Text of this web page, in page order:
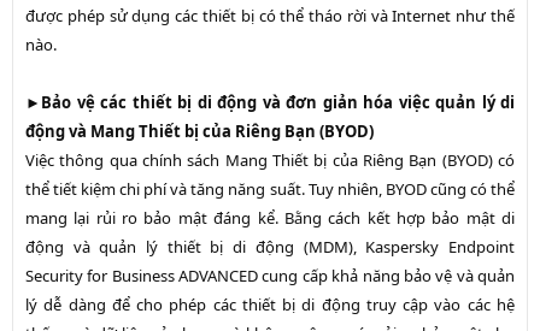
được phép sử dụng các thiết bị có thể tháo rời và Internet như thế
nào.
► Bảo vệ các thiết bị di động và đơn giản hóa việc quản lý di
động và Mang Thiết bị của Riêng Bạn (BYOD)
Việc thông qua chính sách Mang Thiết bị của Riêng Bạn (BYOD) có
thể tiết kiệm chi phí và tăng năng suất. Tuy nhiên, BYOD cũng có thể
mang lại rủi ro bảo mật đáng kể. Bằng cách kết hợp bảo mật di
động và quản lý thiết bị di động (MDM), Kaspersky Endpoint
Security for Business ADVANCED cung cấp khả năng bảo vệ và quản
lý dễ dàng để cho phép các thiết bị di động truy cập vào các hệ